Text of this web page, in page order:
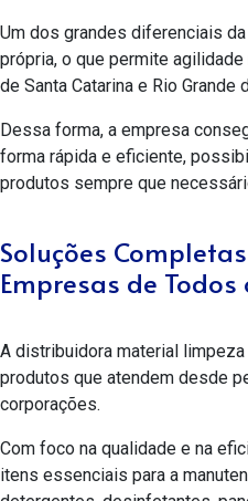
Um dos grandes diferenciais
própria, o que permite
de Santa Catarina e Rio Grande
Dessa forma, a empresa
forma rápida e eficiente,
produtos sempre que
Soluções
Empresas de Todos
A distribuidora material limpeza
produtos que atendem desde
corporações.
Com foco na qualidade e na
itens essenciais para a